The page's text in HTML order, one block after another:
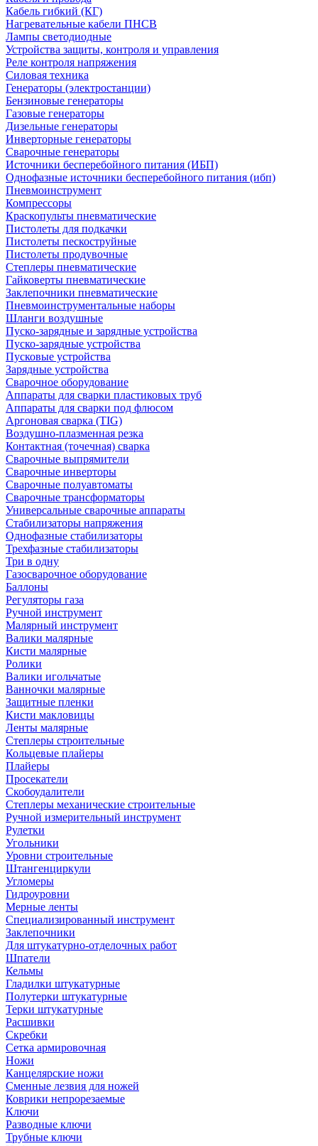
Кабель гибкий (КГ)
Нагревательные кабели ПНСВ
Лампы светодиодные
Устройства защиты, контроля и управления
Реле контроля напряжения
Силовая техника
Генераторы (электростанции)
Бензиновые генераторы
Газовые генераторы
Дизельные генераторы
Инверторные генераторы
Сварочные генераторы
Источники бесперебойного питания (ИБП)
Однофазные источники бесперебойного питания (ибп)
Пневмоинструмент
Компрессоры
Краскопульты пневматические
Пистолеты для подкачки
Пистолеты пескоструйные
Пистолеты продувочные
Степлеры пневматические
Гайковерты пневматические
Заклепочники пневматические
Пневмоинструментальные наборы
Шланги воздушные
Пуско-зарядные и зарядные устройства
Пуско-зарядные устройства
Пусковые устройства
Зарядные устройства
Сварочное оборудование
Аппараты для сварки пластиковых труб
Аппараты для сварки под флюсом
Аргоновая сварка (TIG)
Воздушно-плазменная резка
Контактная (точечная) сварка
Сварочные выпрямители
Сварочные инверторы
Сварочные полуавтоматы
Сварочные трансформаторы
Универсальные сварочные аппараты
Стабилизаторы напряжения
Однофазные стабилизаторы
Трехфазные стабилизаторы
Три в одну
Газосварочное оборудование
Баллоны
Регуляторы газа
Ручной инструмент
Малярный инструмент
Валики малярные
Кисти малярные
Ролики
Валики игольчатые
Ванночки малярные
Защитные пленки
Кисти макловицы
Ленты малярные
Степлеры строительные
Кольцевые плайеры
Плайеры
Просекатели
Скобоудалители
Степлеры механические строительные
Ручной измерительный инструмент
Рулетки
Угольники
Уровни строительные
Штангенциркули
Угломеры
Гидроуровни
Мерные ленты
Специализированный инструмент
Заклепочники
Для штукатурно-отделочных работ
Шпатели
Кельмы
Гладилки штукатурные
Полутерки штукатурные
Терки штукатурные
Расшивки
Скребки
Сетка армировочная
Ножи
Канцелярские ножи
Сменные лезвия для ножей
Коврики непрорезаемые
Ключи
Разводные ключи
Трубные ключи